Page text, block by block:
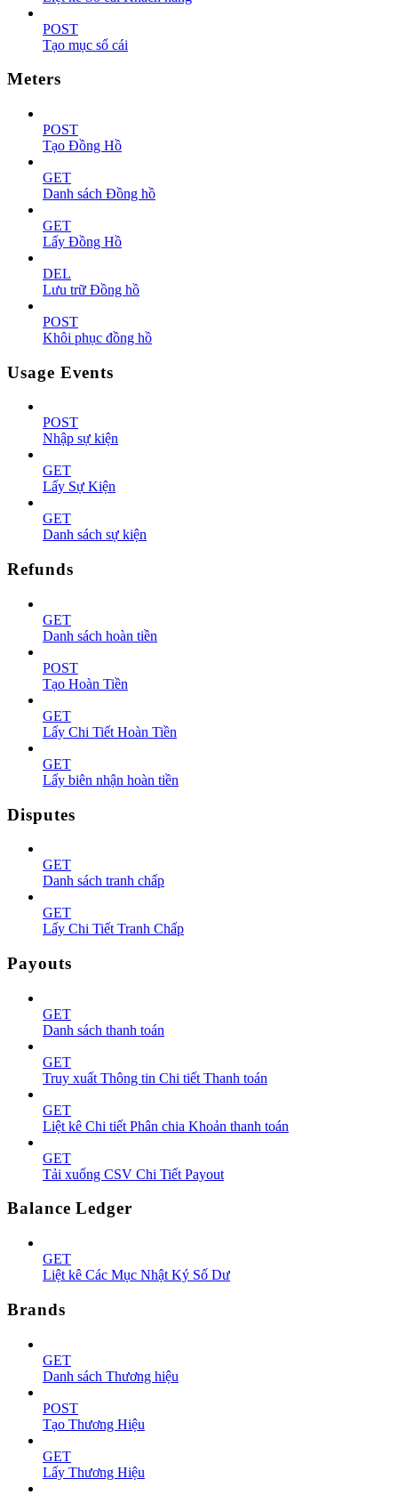
POST
Tạo mục sổ cái
Meters
POST
Tạo Đồng Hồ
GET
Danh sách Đồng hồ
GET
Lấy Đồng Hồ
DEL
Lưu trữ Đồng hồ
POST
Khôi phục đồng hồ
Usage Events
POST
Nhập sự kiện
GET
Lấy Sự Kiện
GET
Danh sách sự kiện
Refunds
GET
Danh sách hoàn tiền
POST
Tạo Hoàn Tiền
GET
Lấy Chi Tiết Hoàn Tiền
GET
Lấy biên nhận hoàn tiền
Disputes
GET
Danh sách tranh chấp
GET
Lấy Chi Tiết Tranh Chấp
Payouts
GET
Danh sách thanh toán
GET
Truy xuất Thông tin Chi tiết Thanh toán
GET
Liệt kê Chi tiết Phân chia Khoản thanh toán
GET
Tải xuống CSV Chi Tiết Payout
Balance Ledger
GET
Liệt kê Các Mục Nhật Ký Số Dư
Brands
GET
Danh sách Thương hiệu
POST
Tạo Thương Hiệu
GET
Lấy Thương Hiệu